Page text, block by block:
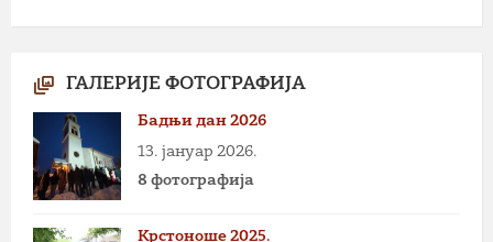
ГАЛЕРИЈЕ ФОТОГРАФИЈА
Бадњи дан 2026
13. јануар 2026.
8 фотографија
Крстоноше 2025.